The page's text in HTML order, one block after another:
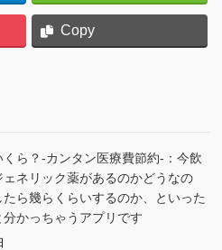
Copy
ら？-カンタン医療費節約-：今飲
ェネリック薬があるのかどうなの
ら幾らくらいするのか、といった
分かっちゃうアプリです